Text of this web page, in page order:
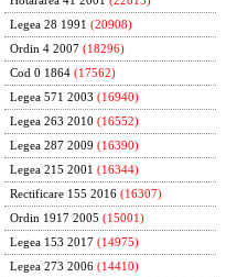
Legea 28 1991 (20908)
Ordin 4 2007 (18296)
Cod 0 1864 (17562)
Legea 571 2003 (16940)
Legea 263 2010 (16552)
Legea 287 2009 (16390)
Legea 215 2001 (16344)
Rectificare 155 2016 (16307)
Ordin 1917 2005 (15001)
Legea 153 2017 (14975)
Legea 273 2006 (14410)